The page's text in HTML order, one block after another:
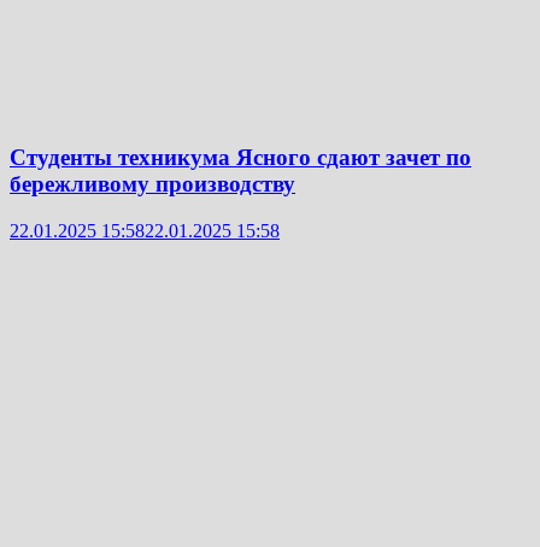
Студенты техникума Ясного сдают зачет по
бережливому производству
22.01.2025 15:5822.01.2025 15:58